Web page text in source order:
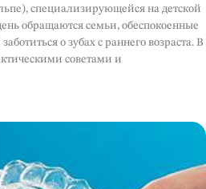
специализирующейся на детской
обращаются семьи, обеспокоенные
о зубах с раннего возраста. В
советами и